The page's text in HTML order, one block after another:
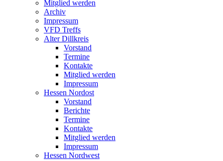
Mitglied werden
Archiv
Impressum
VFD Treffs
Alter Dillkreis
Vorstand
Termine
Kontakte
Mitglied werden
Impressum
Hessen Nordost
Vorstand
Berichte
Termine
Kontakte
Mitglied werden
Impressum
Hessen Nordwest